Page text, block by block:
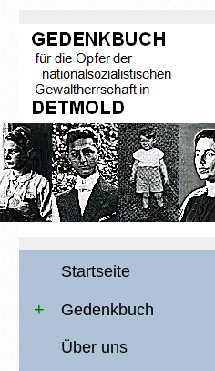
Startseite
Gedenkbuch
Über uns